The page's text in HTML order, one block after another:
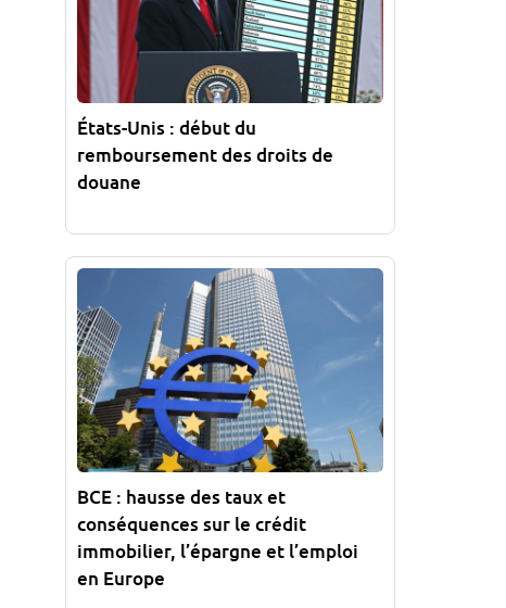
États-Unis : début du
remboursement des droits de
douane
BCE : hausse des taux et
conséquences sur le crédit
immobilier, l’épargne et l’emploi
en Europe